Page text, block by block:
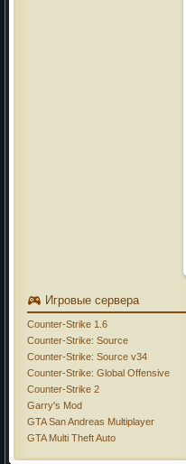
Игровые сервера
Counter-Strike 1.6
Counter-Strike: Source
Counter-Strike: Source v34
Counter-Strike: Global Offensive
Counter-Strike 2
Garry's Mod
GTA San Andreas Multiplayer
GTA Multi Theft Auto